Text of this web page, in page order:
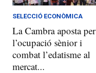
SELECCIÓ ECONÒMICA
La Cambra aposta per
l’ocupació sènior i
combat l’edatisme al
mercat...